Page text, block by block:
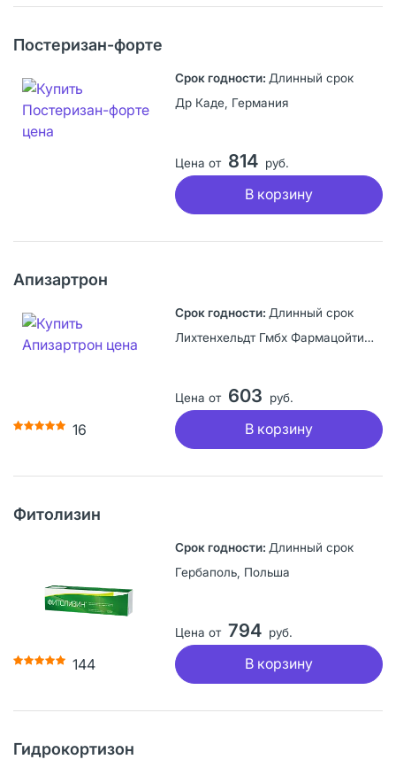
Постеризан-форте
Длинный срок
Др Каде, Германия
Цена от 814 руб.
В корзину
Апизартрон
16
Длинный срок
Лихтенхельдт Гмбх Фармацойтише Фабрик, Германия
Цена от 603 руб.
В корзину
Фитолизин
144
Длинный срок
Гербаполь, Польша
Цена от 794 руб.
В корзину
Гидрокортизон